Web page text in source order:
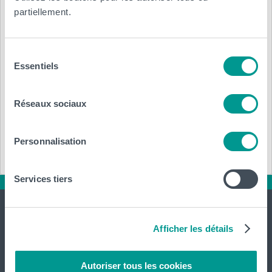
partiellement.
Essentiels
Réseaux sociaux
Personnalisation
Services tiers
Afficher les détails
Autoriser tous les cookies
Email :
marjorie@arpeggio.be
Annexe :